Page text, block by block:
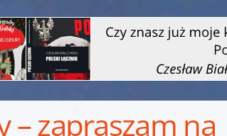
– zapraszam na